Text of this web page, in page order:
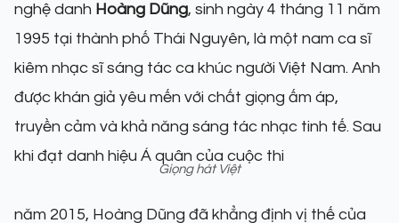
nghệ danh Hoàng Dũng, sinh ngày 4 tháng 11 năm
1995 tại thành phố Thái Nguyên, là một nam ca sĩ
kiêm nhạc sĩ sáng tác ca khúc người Việt Nam. Anh
được khán giả yêu mến với chất giọng ấm áp,
truyền cảm và khả năng sáng tác nhạc tinh tế. Sau
khi đạt danh hiệu Á quân của cuộc thi
Giọng hát Việt
năm 2015, Hoàng Dũng đã khẳng định vị thế của